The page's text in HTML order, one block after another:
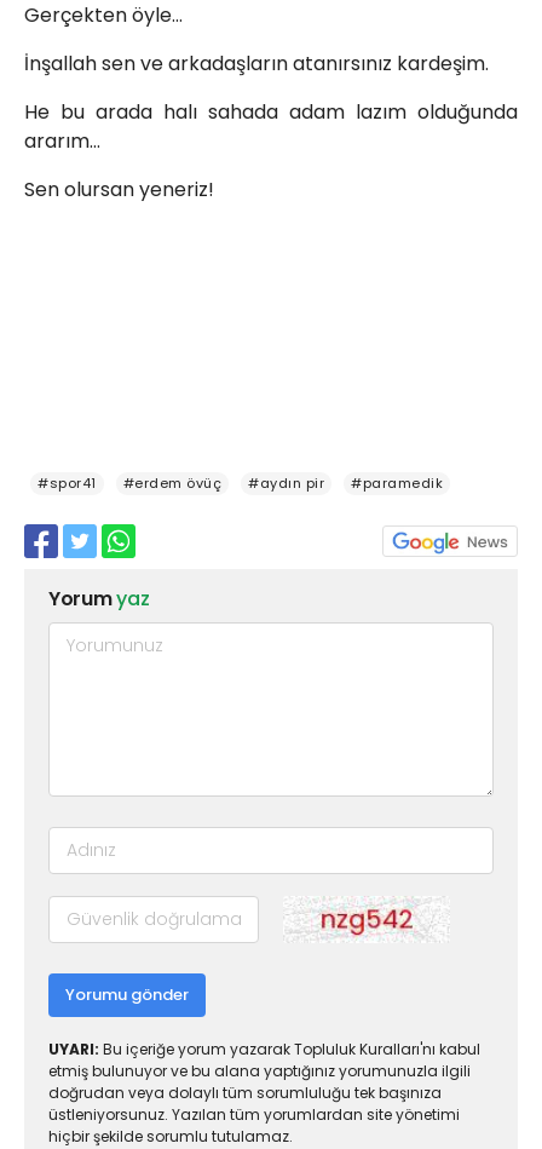
Gerçekten öyle…
İnşallah sen ve arkadaşların atanırsınız kardeşim.
He bu arada halı sahada adam lazım olduğunda
ararım…
Sen olursan yeneriz!
#spor41 #erdem övüç #aydın pir #paramedik
Yorumyaz
Yorumu gönder
UYARI: Bu içeriğe yorum yazarak Topluluk Kuralları'nı kabul
etmiş bulunuyor ve bu alana yaptığınız yorumunuzla ilgili
doğrudan veya dolaylı tüm sorumluluğu tek başınıza
üstleniyorsunuz. Yazılan tüm yorumlardan site yönetimi
hiçbir şekilde sorumlu tutulamaz.